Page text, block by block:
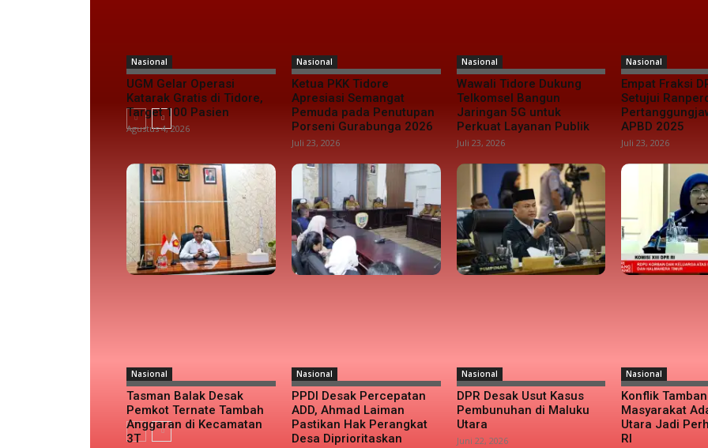
Nasional
UGM Gelar Operasi
Katarak Gratis di Tidore,
Target 100 Pasien
Agustus 4, 2026
Nasional
Ketua PKK Tidore
Apresiasi Semangat
Pemuda pada Penutupan
Porseni Gurabunga 2026
Juli 23, 2026
Nasional
Wawali Tidore Dukung
Telkomsel Bangun
Jaringan 5G untuk
Perkuat Layanan Publik
Juli 23, 2026
Nasional
Empat Fraksi
Setujui
APBD 2025
Juli 23, 2026
Nasional
Tasman Balak Desak
Pemkot Ternate Tambah
Anggaran di Kecamatan
3T
Nasional
PPDI Desak Percepatan
ADD, Ahmad Laiman
Pastikan Hak Perangkat
Desa Diprioritaskan
Nasional
DPR Desak Usut Kasus
Pembunuhan di Maluku
Utara
Juni 22, 2026
Nasional
Konflik
Masyarakat
Utara Jadi
RI